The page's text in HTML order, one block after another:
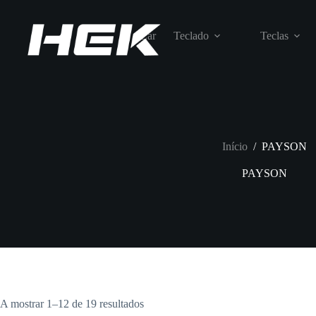
Lar Teclado Teclas
Início / PAYSON
PAYSON
A mostrar 1–12 de 19 resultados